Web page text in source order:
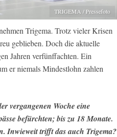
TRIGEMA / Pressefoto
Trigema. Trotz vieler Krisen
geblieben. Doch die aktuelle
Jahren verfünffachten. Ein
er niemals Mindestlohn zahlen
vergangenen Woche eine
befürchten; bis zu 18 Monate.
Inwieweit trifft das auch Trigema?